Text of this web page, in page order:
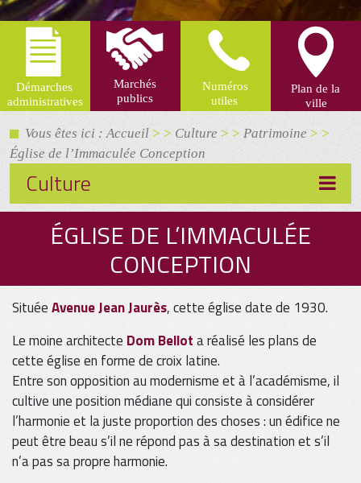
Vous êtes ici : Accueil > > Culture > > Patrimoine > >
Église de l’Immaculée Conception
Culture
ÉGLISE DE L’IMMACULÉE
CONCEPTION
SituéeAvenue Jean Jaurès, cette église date de 1930.
Le moine architecte Dom Bellota réalisé les plans de
cette église en forme de croix latine.
Entre son opposition au modernisme et à l’académisme, il
cultive une position médiane qui consiste à considérer
l’harmonie et la juste proportion des choses : un édifice ne
peut être beau s’il ne répond pas à sa destination et s’il
n’a pas sa propre harmonie.